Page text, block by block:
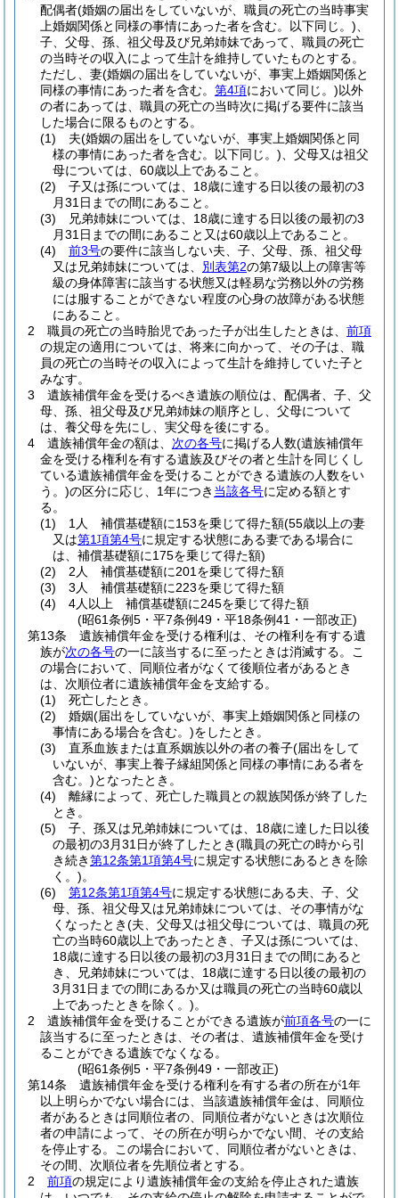
配偶者(婚姻の届出をしていないが、職員の死亡の当時事実
上婚姻関係と同様の事情にあった者を含む。以下同じ。)
子、父母、孫、祖父母及び兄弟姉妹であって、職員の死亡
の当時その収入によって生計を維持していたものとする。
ただし、妻(婚姻の届出をしていないが、事実上婚姻関係と
同様の事情にあった者を含む。 第4項において同じ。)以外
の者にあっては、職員の死亡の当時次に掲げる要件に該当
した場合に限るものとする。
(1)
夫(婚姻の届出をしていないが、事実上婚姻関係と同
様の事情にあった者を含む。以下同じ。) 、父母又は祖父
母については、60歳以上であること。
(2)
子又は孫については、18歳に達する日以後の最初の3
月31日までの間にあること。
(3)
兄弟姉妹については、18歳に達する日以後の最初の3
月31日までの間にあること又は60歳以上であること。
(4)
前3号の要件に該当しない夫、子、父母、孫、祖父母
又は兄弟姉妹については、 別表第2の第7級以上の障害等
級の身体障害に該当する状態又は軽易な労務以外の労務
には服することができない程度の心身の故障がある状態
にあること。
2
職員の死亡の当時胎児であった子が出生したときは、 前項
の規定の適用については、将来に向かって、その子は、職
員の死亡の当時その収入によって生計を維持していた子と
みなす。
3
遺族補償年金を受けるべき遺族の順位は、配偶者、子、父
母、孫、祖父母及び兄弟姉妹の順序とし、父母について
は、養父母を先にし、実父母を後にする。
4
遺族補償年金の額は、 次の各号に掲げる人数(遺族補償年
金を受ける権利を有する遺族及びその者と生計を同じくし
ている遺族補償年金を受けることができる遺族の人数をい
う。)の区分に応じ、1年につき 当該各号に定める額とす
る。
(1)
1人 補償基礎額に153を乗じて得た額(55歳以上の妻
又は第1項第4号に規定する状態にある妻である場合に
は、補償基礎額に175を乗じて得た額)
(2)
2人 補償基礎額に201を乗じて得た額
(3)
3人 補償基礎額に223を乗じて得た額
(4)
4人以上 補償基礎額に245を乗じて得た額
(昭61条例5・平7条例49・平18条例41・一部改正)
第13条
遺族補償年金を受ける権利は、その権利を有する遺
族が次の各号の一に該当するに至ったときは消滅する。
こ
の場合において、同順位者がなくて後順位者があるとき
は、次順位者に遺族補償年金を支給する。
(1)
死亡したとき。
(2)
婚姻(届出をしていないが、事実上婚姻関係と同様の
事情にある場合を含む。)をしたとき。
(3)
直系血族または直系姻族以外の者の養子(届出をして
いないが、事実上養子縁組関係と同様の事情にある者を
含む。)となったとき。
(4)
離縁によって、死亡した職員との親族関係が終了した
とき。
(5)
子、孫又は兄弟姉妹については、18歳に達した日以後
の最初の3月31日が終了したとき(職員の死亡の時から引
き続き第12条第1項第4号に規定する状態にあるときを除
く。)。
(6)
第12条第1項第4号に規定する状態にある夫、子、父
母、孫、祖父母又は兄弟姉妹については、その事情がな
くなったとき(夫、父母又は祖父母については、職員の死
亡の当時60歳以上であったとき、子又は孫については、
18歳に達する日以後の最初の3月31日までの間にあると
き、兄弟姉妹については、18歳に達する日以後の最初の
3月31日までの間にあるか又は職員の死亡の当時60歳以
上であったときを除く。)。
2
遺族補償年金を受けることができる遺族が前項各号の一に
該当するに至ったときは、その者は、遺族補償年金を受け
ることができる遺族でなくなる。
(昭61条例5・平7条例49・一部改正)
第14条
遺族補償年金を受ける権利を有する者の所在が1年
以上明らかでない場合には、当該遺族補償年金は、同順位
者があるときは同順位者の、同順位者がないときは次順位
者の申請によって、その所在が明らかでない間、その支給
を停止する。
この場合において、同順位者がないときは、
その間、次順位者を先順位者とする。
2
前項の規定により遺族補償年金の支給を停止された遺族